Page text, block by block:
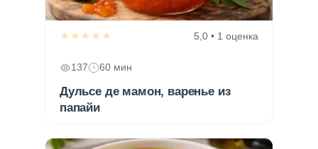
★★★★★ 5,0 • 1 оценка
137 60 мин
Дульсе де мамон, варенье из
папайи